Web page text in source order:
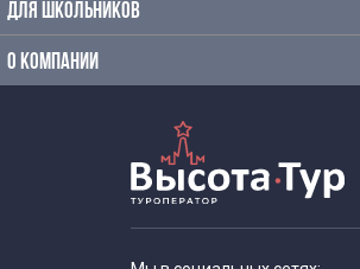
ДЛЯ ШКОЛЬНИКОВ
О КОМПАНИИ